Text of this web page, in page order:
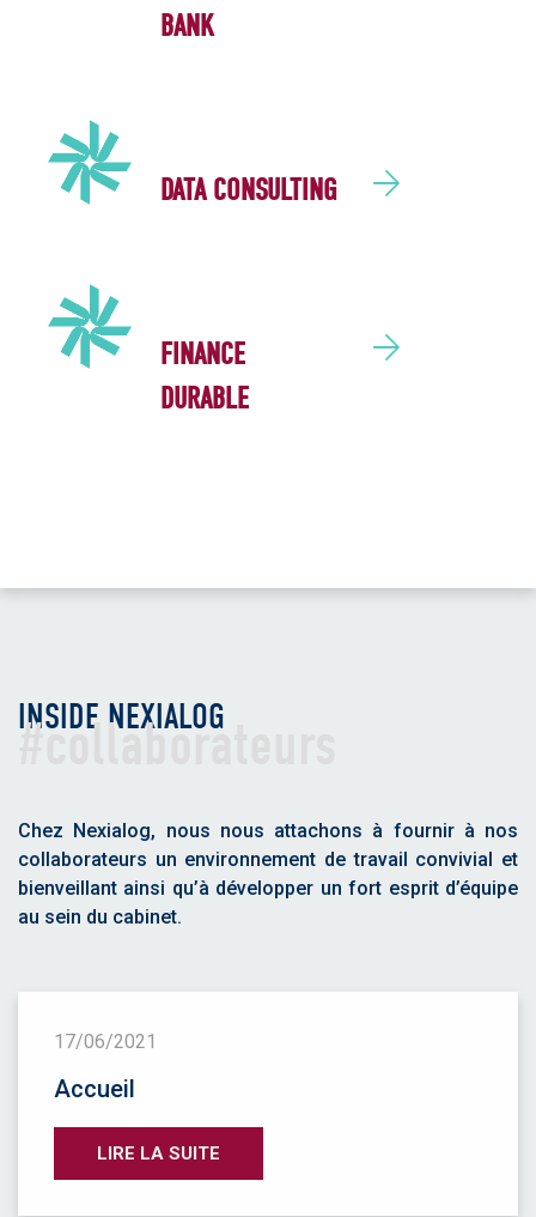
BANK
DATA CONSULTING
FINANCE
DURABLE
INSIDE NEXIALOG
#collaborateurs
Chez Nexialog, nous nous attachons à fournir à nos
collaborateurs un environnement de travail convivial et
bienveillant ainsi qu’à développer un fort esprit d’équipe
au sein du cabinet.
17/06/2021
Accueil
LIRE LA SUITE